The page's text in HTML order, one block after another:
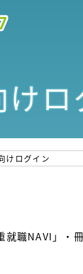
けログイン
就職NAVI」・